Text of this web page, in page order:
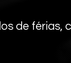
de férias,